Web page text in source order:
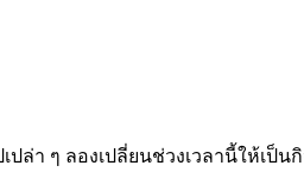
ล่า ๆ ลองเปลี่ยนช่วงเวลานี้ให้เป็